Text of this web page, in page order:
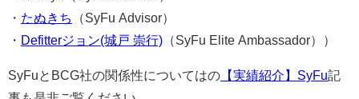
・ たぬきち
（SyFu Advisor）
・ Defitterジョン(城戸 崇行) （SyFu Elite Ambassador））
SyFuとBCG社の関係性についてはの 【実績紹介】SyFu記